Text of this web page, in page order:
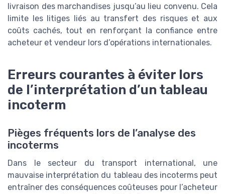
livraison des marchandises jusqu’au lieu convenu. Cela
limite les litiges liés au transfert des risques et aux
coûts cachés, tout en renforçant la confiance entre
acheteur et vendeur lors d’opérations internationales.
Erreurs courantes à éviter lors
de l’interprétation d’un tableau
incoterm
Pièges fréquents lors de l’analyse des
incoterms
Dans le secteur du transport international, une
mauvaise interprétation du tableau des incoterms peut
entraîner des conséquences coûteuses pour l’acheteur